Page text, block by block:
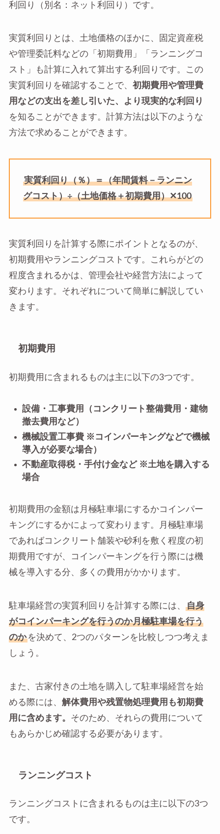
利回り（別名：ネット利回り）です。
実質利回りとは、土地価格のほかに、固定資産税
や管理委託料などの「初期費用」「ランニングコ
スト」も計算に入れて算出する利回りです。この
実質利回りを確認することで、 初期費用や管理費
用などの支出を差し引いた、より現実的な利回り
を知ることができます。計算方法は以下のような
方法で求めることができます。
実質利回り（％）＝（年間賃料－ランニン
グコスト）÷（土地価格＋初期費用）✕100
実質利回りを計算する際にポイントとなるのが、
初期費用やランニングコストです。これらがどの
程度含まれるかは、管理会社や経営方法によって
変わります。それぞれについて簡単に解説してい
きます。
初期費用
初期費用に含まれるものは主に以下の3つです。
設備・工事費用（コンクリート整備費用・建物
撤去費用など）
機械設置工事費 ※コインパーキングなどで機械
導入が必要な場合）
不動産取得税・手付け金など ※土地を購入する
場合
初期費用の金額は月極駐車場にするかコインパー
キングにするかによって変わります。月極駐車場
であればコンクリート舗装や砂利を敷く程度の初
期費用ですが、コインパーキングを行う際には機
械を導入する分、多くの費用がかかります。
駐車場経営の実質利回りを計算する際には、
自身
がコインパーキングを行うのか月極駐車場を行う
のかを決めて、2つのパターンを比較しつつ考えま
しょう。
また、古家付きの土地を購入して駐車場経営を始
める際には、 解体費用や残置物処理費用も初期費
用に含めます。 そのため、それらの費用について
もあらかじめ確認する必要があります。
ランニングコスト
ランニングコストに含まれるものは主に以下の3つ
です。